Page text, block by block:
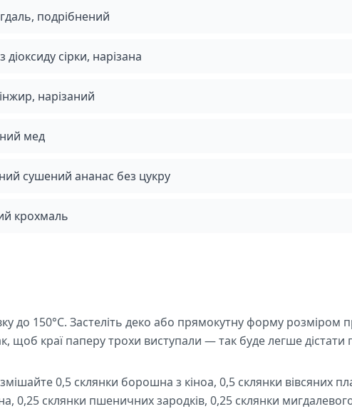
подрібнений
діоксиду сірки, нарізана
нарізаний
мед
сушений ананас без цукру
крохмаль
до 150°C. Застеліть деко або прямокутну форму розміром
щоб краї паперу трохи виступали — так буде легше дістати
0,5 склянки борошна з кіноа, 0,5 склянки вівсяних
0,25 склянки пшеничних зародків, 0,25 склянки